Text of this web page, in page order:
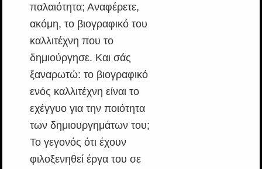
παλαιότητα; Αναφέρετε,
ακόμη, το βιογραφικό του
καλλιτέχνη που το
δημιούργησε. Και σάς
ξαναρωτώ: το βιογραφικό
ενός καλλιτέχνη είναι το
εχέγγυο για την ποιότητα
των δημιουργημάτων του;
Το γεγονός ότι έχουν
φιλοξενηθεί έργα του σε